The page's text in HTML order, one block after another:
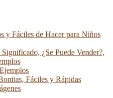
y Fáciles de Hacer para Niños
¿Se Puede Vender?,
Fáciles y Rápidas